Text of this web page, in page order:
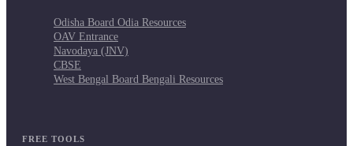
Odisha Board Odia Resources
OAV Entrance
Navodaya (JNV)
CBSE
West Bengal Board Bengali Resources
FREE TOOLS